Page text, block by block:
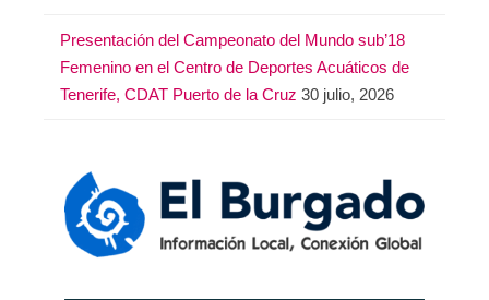
Presentación del Campeonato del Mundo sub’18
Femenino en el Centro de Deportes Acuáticos de
Tenerife, CDAT Puerto de la Cruz 30 julio, 2026